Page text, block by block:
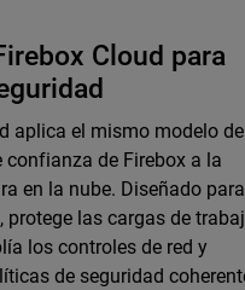
Cloud para
aplica el mismo modelo de
confianza de Firebox a la
en la nube. Diseñado para
protege las cargas de
los controles de red y
de seguridad